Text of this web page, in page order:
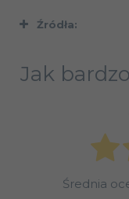
Źródła:
i tradycja
Historia
wypuszcza
2018.
Jak
Średnia